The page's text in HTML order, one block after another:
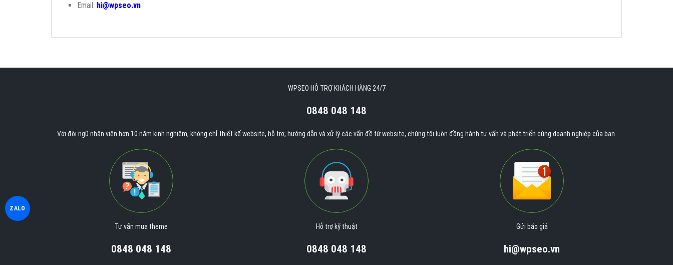
Email: hi@wpseo.vn
WPSEO HỖ TRỢ KHÁCH HÀNG 24/7
0848 048 148
Với đội ngũ nhân viên hơn 10 năm kinh nghiệm, không chỉ thiết kế website, hỗ trợ, hướng dẫn và xử lý các vấn đề từ website, chúng tôi luôn đồng hành tư vấn và phát triển cùng doanh nghiệp của bạn.
Tư vấn mua theme
0848 048 148
Hỗ trợ kỹ thuật
0848 048 148
Gửi báo giá
hi@wpseo.vn
ZALO